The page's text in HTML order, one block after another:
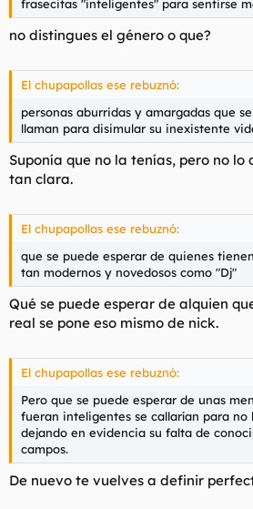
alusiones a mi madre. Pero que se
mentes tan simples... Si fueran
hacer más el ridículo dejando en
imposibilidad de escribir una sola frase
Yo hace unos días dejé un mensaje en
fíjate las respuestas que he obtenido
https://foropl.com/threads/38161/
Yo quetu
aprendiz awebmasterque le lleva la
Teniendo en cuenta la versión de
todos estos inmaduros que la abren
que decir.
Es una lástima ver cómo el foro se está
en una convención de niñatos
tienen ni pelos en la polla. Aunque no
debido a su contenido sexual el acceso
mayores de edad.
Nos vemos...
frasecitas "inteligentes" para sentirse
no distingues el género o que?
El chupapollas ese rebuznó:
personas aburridas y amargadas que
llaman para disimular su inexistente
Suponía que no la tenías, pero no
tan clara.
El chupapollas ese rebuznó:
que se puede esperar de quienes
tan modernos y novedosos como "Dj"
Qué se puede esperar de alquien
real se pone eso mismo de nick.
El chupapollas ese rebuznó:
Pero que se puede esperar de unas
fueran inteligentes se callarían para no
dejando en evidencia su falta de
campos.
De nuevo te vuelves a definir